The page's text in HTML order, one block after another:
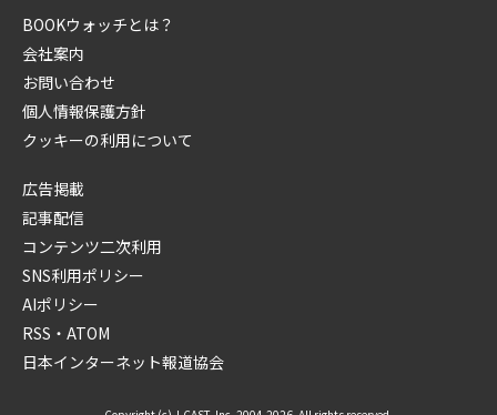
BOOKウォッチとは？
会社案内
お問い合わせ
個人情報保護方針
クッキーの利用について
広告掲載
記事配信
コンテンツ二次利用
SNS利用ポリシー
AIポリシー
RSS・ATOM
日本インターネット報道協会